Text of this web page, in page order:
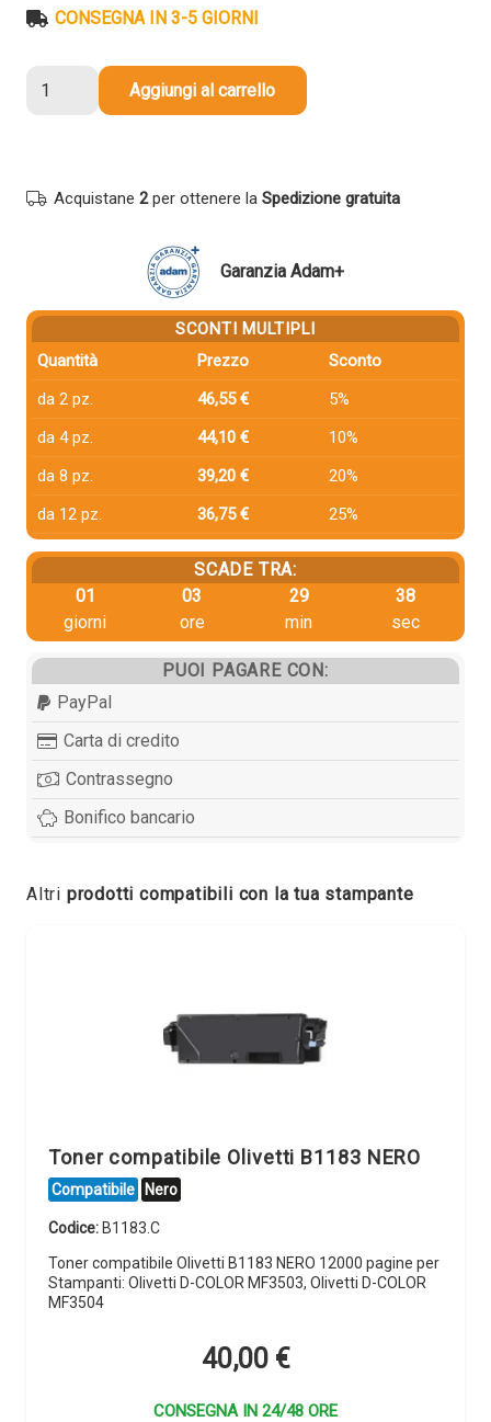
CONSEGNA IN 3-5 GIORNI
compatibile
quantità
Aggiungi al carrello
Acquistane 2per ottenere la Spedizione gratuita
Garanzia Adam+
SCONTI MULTIPLI
Quantità
Prezzo
Sconto
da 2 pz.
46,55 €
5%
da 4 pz.
44,10 €
10%
da 8 pz.
39,20 €
20%
da 12 pz.
36,75 € 25%
SCADE TRA:
01
giorni
03
ore
29
min
37
sec
PUOI PAGARE CON:
PayPal
Carta di credito
Contrassegno
Bonifico bancario
Altri prodotti compatibili con la tua stampante
Toner compatibile Olivetti B1183 NERO
Compatibile Nero
Codice: B1183.C
Toner compatibile Olivetti B1183 NERO 12000 pagine per
Stampanti: Olivetti D-COLOR MF3503, Olivetti D-COLOR
MF3504
40,00 €
CONSEGNA IN 24/48 ORE